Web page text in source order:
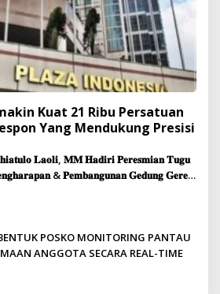
Kuat 21 Ribu Persatuan
Yang Mendukung Presisi
𝐋𝐚𝐨𝐥𝐢, 𝐌𝐌 𝐇𝐚𝐝𝐢𝐫𝐢 𝐏𝐞𝐫𝐞𝐬𝐦𝐢𝐚𝐧 𝐓𝐮𝐠𝐮
& 𝐏𝐞𝐦𝐛𝐚𝐧𝐠𝐮𝐧𝐚𝐧 𝐆𝐞𝐝𝐮𝐧𝐠 𝐆𝐞𝐫𝐞𝐣𝐚
POSKO MONITORING PANTAU
ANGGOTA SECARA REAL-TIME